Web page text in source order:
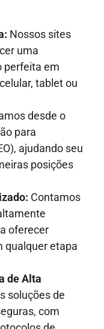
Nossos sites
uma
perfeita em
tablet ou
desde o
para
ajudando seu
posições
Contamos
oferecer
qualquer etapa
de Alta
soluções de
com